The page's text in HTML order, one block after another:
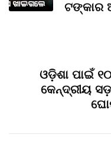
ଟଙ୍କାର
ଓଡ଼ିଶା ପାଇଁ
କେନ୍ଦ୍ରୀୟ